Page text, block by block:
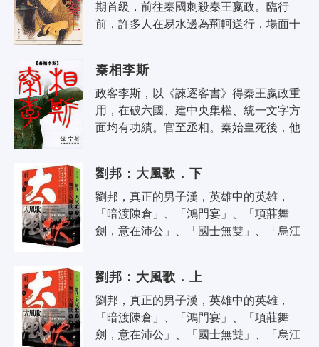
期首級，前往秦國刺殺秦王嬴政。臨行
前，許多人在易水邊為荊軻送行，場面十
詩..
秦相李斯
政客李斯，以《諫逐客書》得秦王嬴政重
用，在破六國、建中央集權、統一文字方
面均有功績。官至丞相。秦始皇死後，他
劉邦：大風歌．下
劉邦，真正的男子漢，英雄中的英雄，
「暗渡陳倉」、「鴻門宴」、「項莊舞
劍，意在沛公」、「國士無雙」、「烏江
還..
劉邦：大風歌．上
劉邦，真正的男子漢，英雄中的英雄，
「暗渡陳倉」、「鴻門宴」、「項莊舞
劍，意在沛公」、「國士無雙」、「烏江